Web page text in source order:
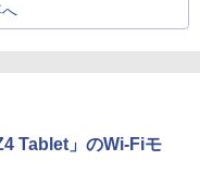
Tablet」のWi-Fiモ